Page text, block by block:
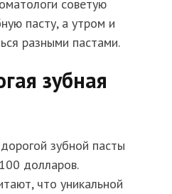
советую
пасту, а утром и
разными пастами.
зубная
зубной пасты
долларов.
что уникальной